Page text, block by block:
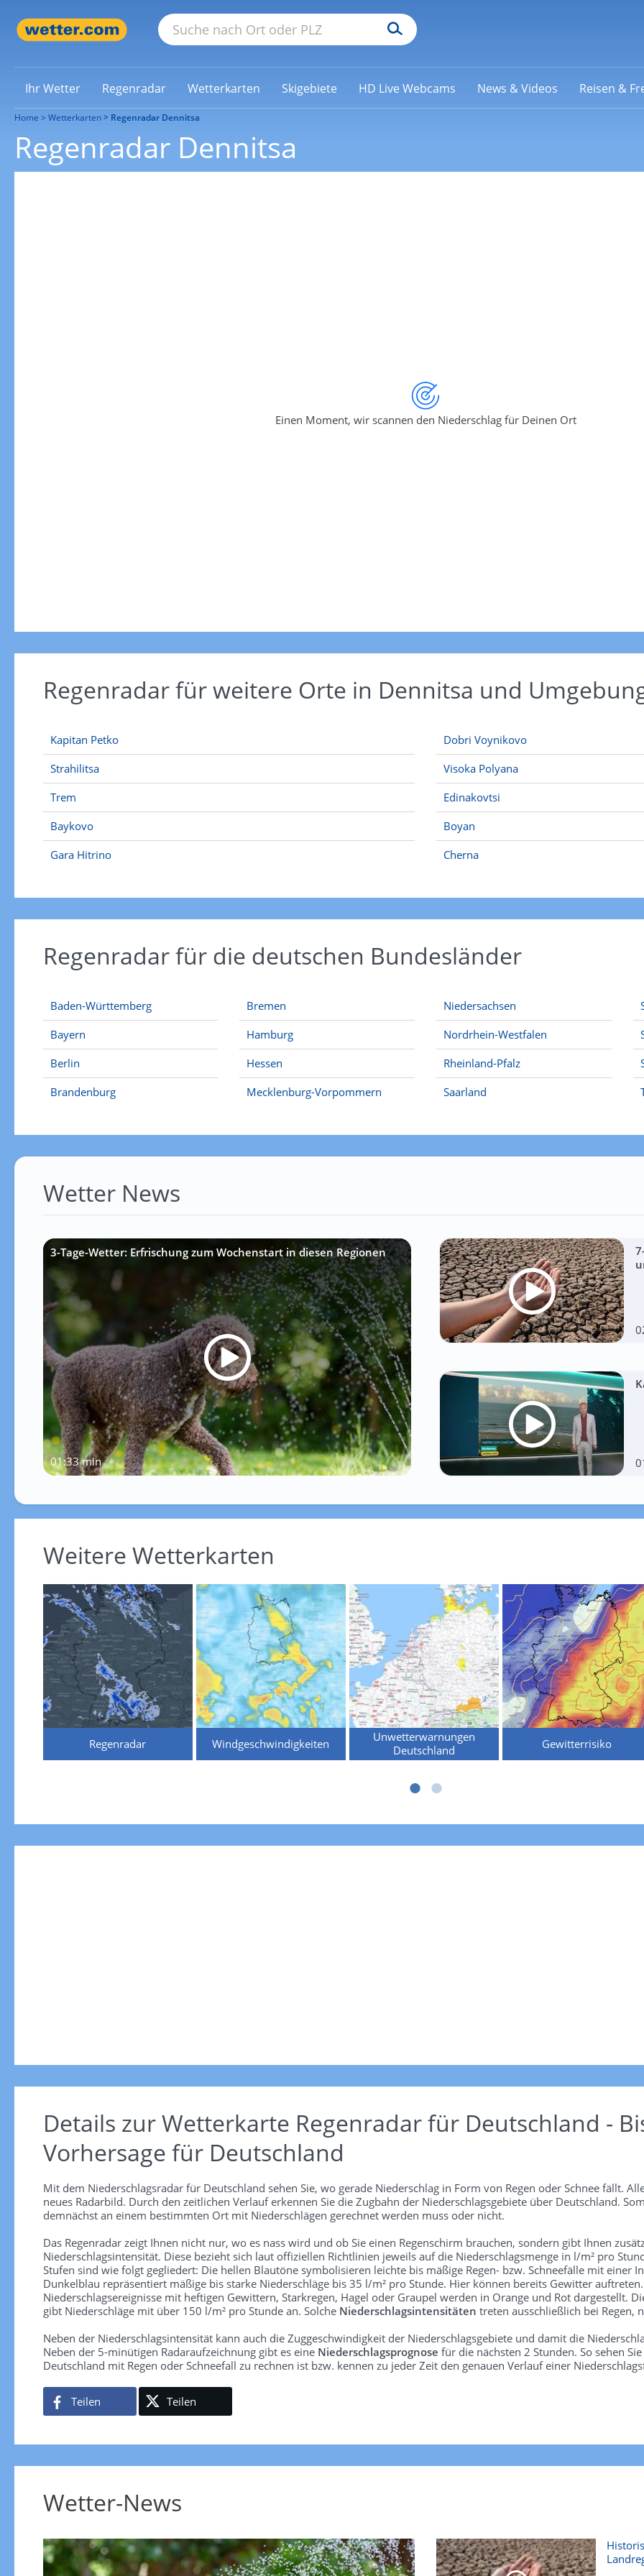
Ihr Wetter Regenradar Wetterkarten Skigebiete HD Live Webcams News & Videos Reisen &
Home Wetterkarten Regenradar Dennitsa
Regenradar Dennitsa
Einen Moment, wir scannen den Niederschlag für Deinen Ort
Regenradar für weitere Orte in Dennitsa und
Kapitan Petko
Strahilitsa
Trem
Baykovo
Gara Hitrino
Dobri Voynikovo
Visoka Polyana
Edinakovtsi
Boyan
Cherna
Regenradar für die deutschen Bundesländer
Baden-Württemberg
Bayern
Berlin
Brandenburg
Bremen
Hamburg
Hessen
Mecklenburg-Vorpommern
Niedersachsen
Nordrhein-Westfalen
Rheinland-Pfalz
Saarland
Wetter News
3-Tage-Wetter: Erfrischung zum Wochenstart in diesen Regionen
01:33 min
Weitere Wetterkarten
Regenradar Windgeschwindigkeiten
Unwetterwarnungen
Deutschland
Gewitterrisiko
Details zur Wetterkarte Regenradar für Deutschland -
Vorhersage für Deutschland
Mit dem Niederschlagsradar für Deutschland sehen Sie, wo gerade Niederschlag in Form von Regen oder Schnee fällt.
neues Radarbild. Durch den zeitlichen Verlauf erkennen Sie die Zugbahn der Niederschlagsgebiete über Deutschland.
demnächst an einem bestimmten Ort mit Niederschlägen gerechnet werden muss oder nicht.
Das Regenradar zeigt Ihnen nicht nur, wo es nass wird und ob Sie einen Regenschirm brauchen, sondern gibt Ihnen
Niederschlagsintensität. Diese bezieht sich laut offiziellen Richtlinien jeweils auf die Niederschlagsmenge in l/m² pro
Stufen sind wie folgt gegliedert: Die hellen Blautöne symbolisieren leichte bis mäßige Regen- bzw. Schneefälle mit einer
Dunkelblau repräsentiert mäßige bis starke Niederschläge bis 35 l/m² pro Stunde. Hier können bereits Gewitter
Niederschlagsereignisse mit heftigen Gewittern, Starkregen, Hagel oder Graupel werden in Orange und Rot dargestellt.
gibt Niederschläge mit über 150 l/m² pro Stunde an. Solche Niederschlagsintensitäten treten ausschließlich bei Regen,
Neben der Niederschlagsintensität kann auch die Zuggeschwindigkeit der Niederschlagsgebiete und damit die
Neben der 5-minütigen Radaraufzeichnung gibt es eine Niederschlagsprognose für die nächsten 2 Stunden. So sehen
Deutschland mit Regen oder Schneefall zu rechnen ist bzw. kennen zu jeder Zeit den genauen Verlauf einer
Teilen Teilen
Wetter-News